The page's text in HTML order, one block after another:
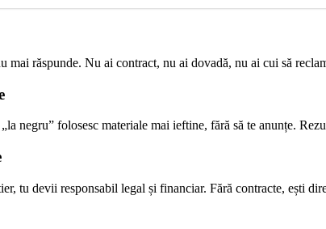
mai răspunde. Nu ai contract, nu ai dovadă, nu ai cui să
negru” folosesc materiale mai ieftine, fără să te anunțe.
tu devii responsabil legal și financiar. Fără contracte, ești